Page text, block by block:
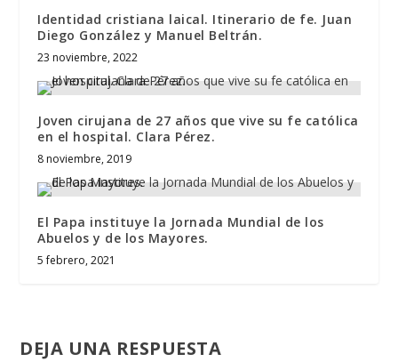
Identidad cristiana laical. Itinerario de fe. Juan
Diego González y Manuel Beltrán.
23 noviembre, 2022
Joven cirujana de 27 años que vive su fe católica
en el hospital. Clara Pérez.
8 noviembre, 2019
El Papa instituye la Jornada Mundial de los
Abuelos y de los Mayores.
5 febrero, 2021
DEJA UNA RESPUESTA